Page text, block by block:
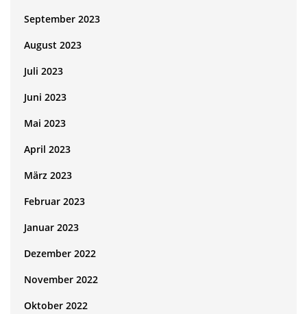
September 2023
August 2023
Juli 2023
Juni 2023
Mai 2023
April 2023
März 2023
Februar 2023
Januar 2023
Dezember 2022
November 2022
Oktober 2022